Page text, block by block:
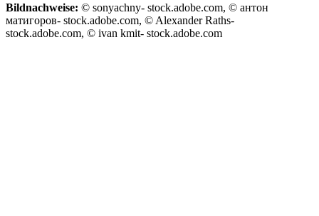
Bildnachweise: © sonyachny- stock.adobe.com, © антон
матигоров- stock.adobe.com, © Alexander Raths-
stock.adobe.com, © ivan kmit- stock.adobe.com